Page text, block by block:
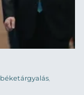
béketárgyalás,